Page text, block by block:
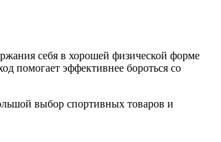
себя в хорошей физической форме
помогает эффективнее бороться со
выбор спортивных товаров и